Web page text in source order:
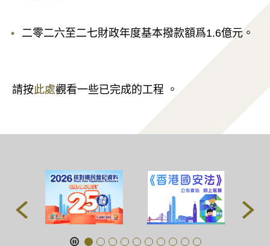
二零二六至二七財政年度基本撥款額爲1.6億元。
請按此處觀看一些已完成的工程 。